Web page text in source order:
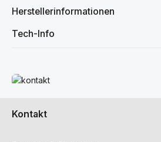
Herstellerinformationen
Tech-Info
Mehr erfahren
Kontakt